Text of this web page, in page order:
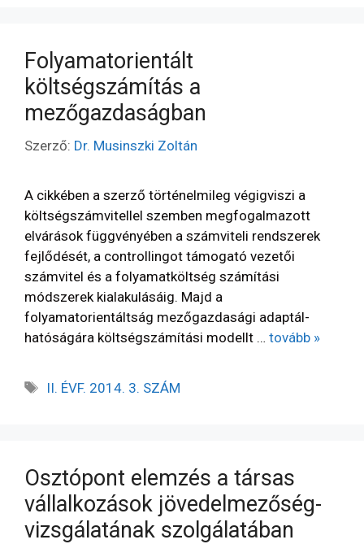
Folyamatorientált
költségszámítás a
mezőgazdaságban
Szerző: Dr. Musinszki Zoltán
A cikkében a szerző történelmileg végigviszi a
költségszámvitellel szemben megfogalmazott
elvárások függvényében a számviteli rendszerek
fejlődését, a controllingot támogató vezetői
számvitel és a folyamatköltség számítási
módszerek kialakulásáig. Majd a
folyamatorientáltság mezőgazdasági adaptál­
hatóságára költségszámítási modellt … tovább »
II. ÉVF. 2014. 3. SZÁM
Osztópont elemzés a társas
vállalkozások jövedelmezőség­
vizsgálatának szolgálatában